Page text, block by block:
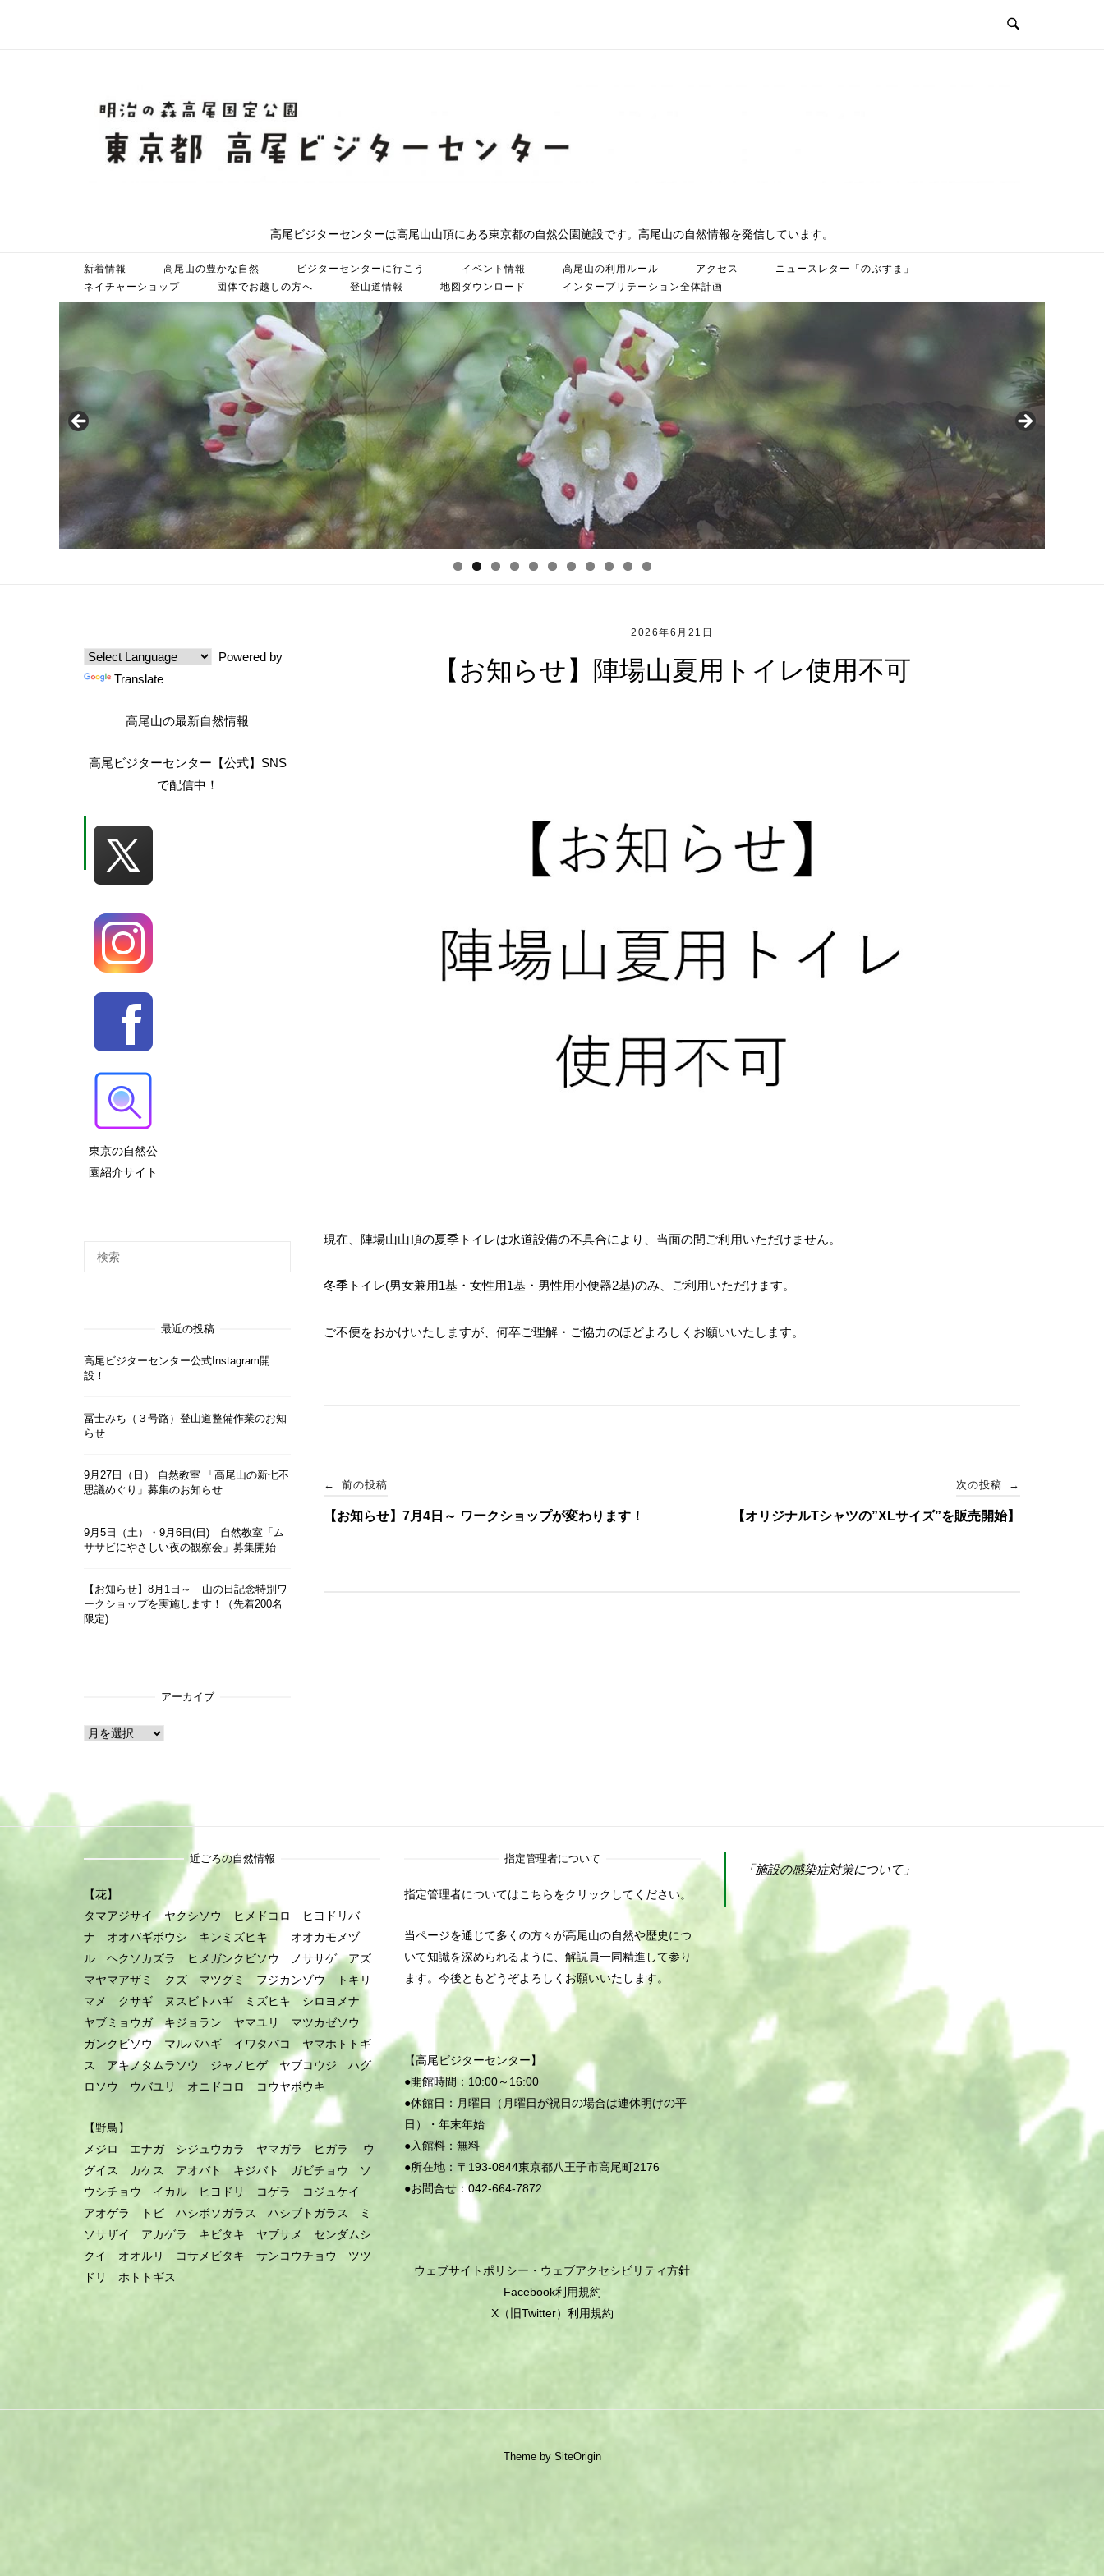
ホ
ー
高尾ビジターセンターは高尾山山頂にある東京都の自然公園施設です。高尾山の自然情報を発信しています。
新着情報 高尾山の豊かな自然 ビジターセンターに行こう イベント情報 高尾山の利用ルール アクセス
ニュースレター「のぶすま」
ネイチャーショップ
団体でお越しの方へ 登山道情報 地図ダウンロード インタープリテーション全体計画
2026年6月21日
【お知らせ】陣場山夏用トイレ使用不可
現在、陣場山山頂の夏季トイレは水道設備の不具合により、当面の間ご利用いただけません。
冬季トイレ(男女兼用1基・女性用1基・男性用小便器2基)のみ、ご利用いただけます。
ご不便をおかけいたしますが、何卒ご理解・ご協力のほどよろしくお願いいたします。
投
稿
← 前の投稿
【お知らせ】7月4日～ ワークショップが変わります！
次の投稿 →
【オリジナルTシャツの”XLサイズ”を販売開始】
Powered by
Translate
高尾山の最新自然情報
高尾ビジターセンター【公式】SNS
で配信中！
東京の自然公
園紹介サイト
最近の投稿
高尾ビジターセンター公式Instagram開
設！
冨士みち（３号路）登山道整備作業のお知
らせ
9月27日（日） 自然教室 「高尾山の新七不
思議めぐり」募集のお知らせ
9月5日（土）・9月6日(日) 自然教室「ム
ササビにやさしい夜の観察会」募集開始
【お知らせ】8月1日～ 山の日記念特別ワ
ークショップを実施します！（先着200名
限定)
アーカイブ
ア
近ごろの自然情報
【花】
タマアジサイ ヤクシソウ ヒメドコロ ヒヨドリバ
ナ オオバギボウシ キンミズヒキ オオカモメヅ
ル ヘクソカズラ ヒメガンクビソウ ノササゲ アズ
マヤマアザミ クズ マツグミ フジカンゾウ トキリ
マメ クサギ ヌスビトハギ ミズヒキ シロヨメナ
ヤブミョウガ キジョラン ヤマユリ マツカゼソウ
ガンクビソウ マルバハギ イワタバコ ヤマホトトギ
ス アキノタムラソウ ジャノヒゲ ヤブコウジ ハグ
ロソウ ウバユリ オニドコロ コウヤボウキ
【野鳥】
メジロ エナガ シジュウカラ ヤマガラ ヒガラ ウ
グイス カケス アオバト キジバト ガビチョウ ソ
ウシチョウ イカル ヒヨドリ コゲラ コジュケイ
アオゲラ トビ ハシボソガラス ハシブトガラス ミ
ソサザイ アカゲラ キビタキ ヤブサメ センダムシ
クイ オオルリ コサメビタキ サンコウチョウ ツツ
ドリ ホトトギス
指定管理者について
指定管理者についてはこちらをクリックしてください。
当ページを通じて多くの方々が高尾山の自然や歴史につ
いて知識を深められるように、解説員一同精進して参り
ます。今後ともどうぞよろしくお願いいたします。
【高尾ビジターセンター】
●開館時間：10:00～16:00
●休館日：月曜日（ 月曜日が祝日の場合は連休明けの平
日）・年末年始
●入館料：無料
●所在地：〒193-0844東京都八王子市高尾町2176
●お問合せ：042-664-7872
ウェブサイトポリシー・ウェブアクセシビリティ方針
Facebook利用規約
X（旧Twitter）利用規約
「施設の感染症対策について」
Theme by SiteOrigin